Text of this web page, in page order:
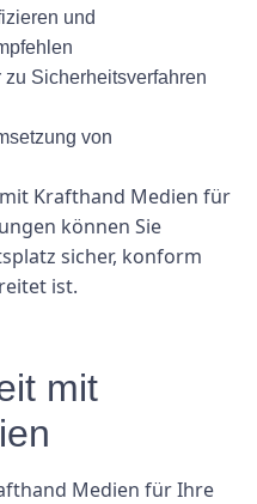
und
Sicherheitsverfahren
von
Krafthand Medien für
können Sie
sicher, konform
ist.
mit
Medien für Ihre